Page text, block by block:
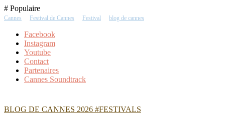
Skip
To
# Populaire
Cannes Festival de Cannes Festival blog de cannes
Facebook
Instagram
Youtube
Contact
Partenaires
Cannes Soundtrack
BLOG DE CANNES 2026 #FESTIVALS